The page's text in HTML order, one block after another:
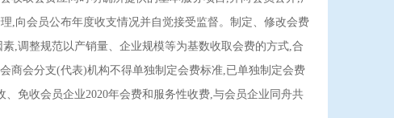
,向会员公布年度收支情况并自觉接受监督。制定、修改会费
,调整规范以产销量、企业规模等为基数收取会费的方式,合
商会分支(代表)机构不得单独制定会费标准,已单独制定会费
免收会员企业2020年会费和服务性收费,与会员企业同舟共